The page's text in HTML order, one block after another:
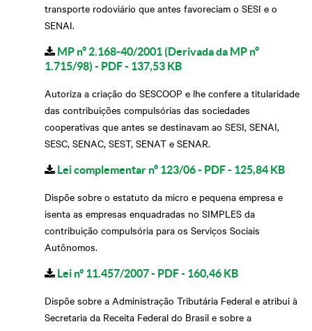
transporte rodoviário que antes favoreciam o SESI e o
SENAI.
MP nº 2.168-40/2001 (Derivada da MP nº
1.715/98) - PDF - 137,53 KB
Autoriza a criação do SESCOOP e lhe confere a titularidade
das contribuições compulsórias das sociedades
cooperativas que antes se destinavam ao SESI, SENAI,
SESC, SENAC, SEST, SENAT e SENAR.
Lei complementar nº 123/06 - PDF - 125,84 KB
Dispõe sobre o estatuto da micro e pequena empresa e
isenta as empresas enquadradas no SIMPLES da
contribuição compulsória para os Serviços Sociais
Autônomos.
Lei n° 11.457/2007 - PDF - 160,46 KB
Dispõe sobre a Administração Tributária Federal e atribui à
Secretaria da Receita Federal do Brasil e sobre a